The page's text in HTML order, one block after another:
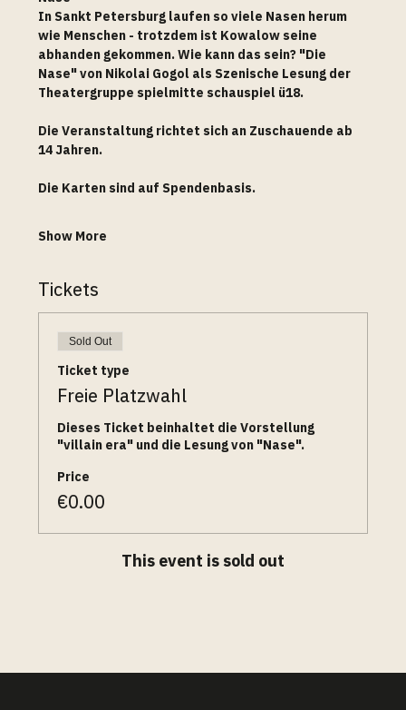
In Sankt Petersburg laufen so viele Nasen herum
wie Menschen - trotzdem ist Kowalow seine
abhanden gekommen. Wie kann das sein? "Die
Nase" von Nikolai Gogol als Szenische Lesung der
Theatergruppe spielmitte schauspiel ü18.
Die Veranstaltung richtet sich an Zuschauende ab
14 Jahren.
Die Karten sind auf Spendenbasis.
Show More
Tickets
Sold Out
Ticket type
Freie Platzwahl
Dieses Ticket beinhaltet die Vorstellung
"villain era" und die Lesung von "Nase".
Price
€0.00
This event is sold out